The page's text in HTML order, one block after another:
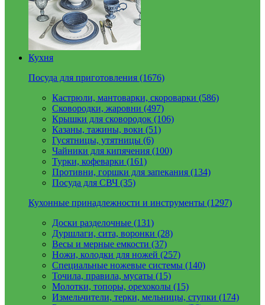
Кухня
Посуда для приготовления (1676)
Кастрюли, мантоварки, скороварки (586)
Сковородки, жаровни (497)
Крышки для сковородок (106)
Казаны, тажины, воки (51)
Гусятницы, утятницы (6)
Чайники для кипячения (100)
Турки, кофеварки (161)
Противни, горшки для запекания (134)
Посуда для СВЧ (35)
Кухонные принадлежности и инструменты (1297)
Доски разделочные (131)
Дуршлаги, сита, воронки (28)
Весы и мерные емкости (37)
Ножи, колодки для ножей (257)
Специальные ножевые системы (140)
Точила, правила, мусаты (15)
Молотки, топоры, орехоколы (15)
Измельчители, терки, мельницы, ступки (174)